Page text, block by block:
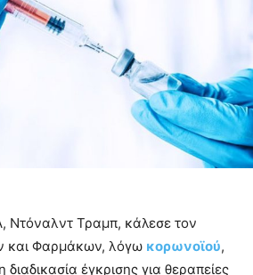
Ντόναλντ Τραμπ, κάλεσε τον
και Φαρμάκων, λόγω κορωνοϊού,
διαδικασία έγκρισης για θεραπείες